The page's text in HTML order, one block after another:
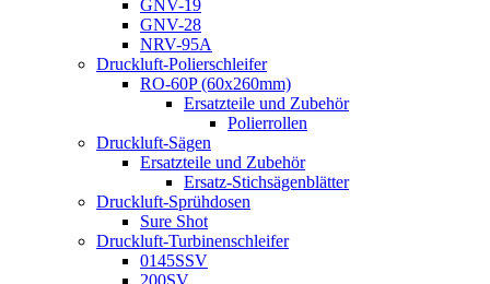
GNV-19
GNV-28
NRV-95A
Druckluft-Polierschleifer
RO-60P (60x260mm)
Ersatzteile und Zubehör
Polierrollen
Druckluft-Sägen
Ersatzteile und Zubehör
Ersatz-Stichsägenblätter
Druckluft-Sprühdosen
Sure Shot
Druckluft-Turbinenschleifer
0145SSV
200SV